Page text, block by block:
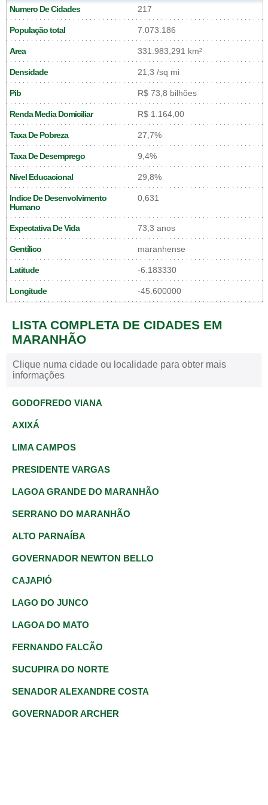
Numero De Cidades 217
População total 7.073.186
Area 331.983,291 km²
Densidade 21,3 /sq mi
Pib R$ 73,8 bilhões
Renda Media Domiciliar R$ 1.164,00
Taxa De Pobreza 27,7%
Taxa De Desemprego 9,4%
Nivel Educacional 29,8%
Indice De Desenvolvimento
Humano
0,631
Expectativa De Vida 73,3 anos
Gentílico maranhense
Latitude -6.183330
Longitude -45.600000
LISTA COMPLETA DE CIDADES EM
MARANHÃO
Clique numa cidade ou localidade para obter mais
informações
GODOFREDO VIANA
AXIXÁ
LIMA CAMPOS
PRESIDENTE VARGAS
LAGOA GRANDE DO MARANHÃO
SERRANO DO MARANHÃO
ALTO PARNAÍBA
GOVERNADOR NEWTON BELLO
CAJAPIÓ
LAGO DO JUNCO
LAGOA DO MATO
FERNANDO FALCÃO
SUCUPIRA DO NORTE
SENADOR ALEXANDRE COSTA
GOVERNADOR ARCHER